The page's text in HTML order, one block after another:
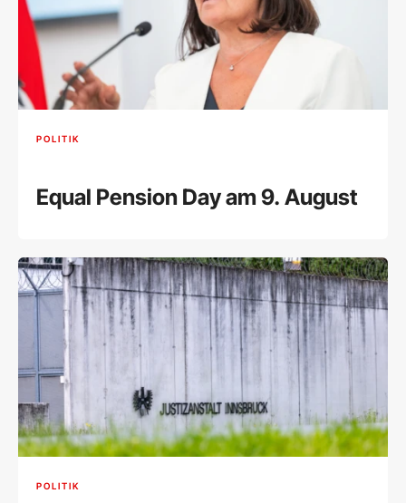
POLITIK
Equal Pension Day am 9. August
POLITIK